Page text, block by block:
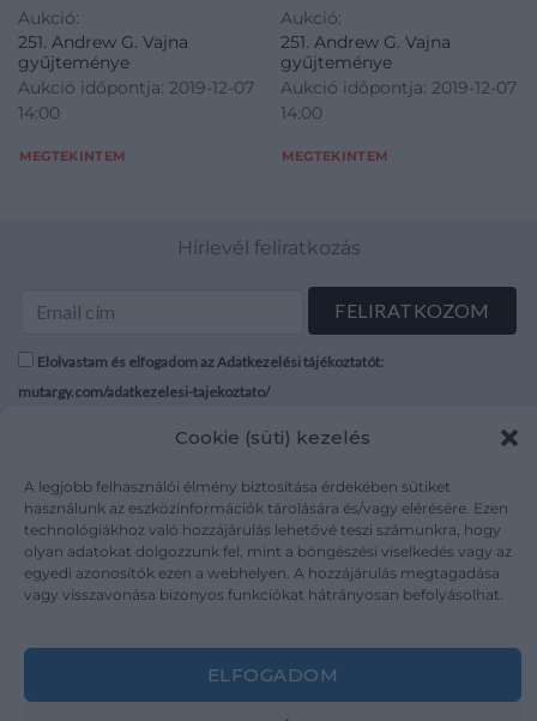
Cookie (süti) kezelés
A legjobb felhasználói élmény biztosítása érdekében sütiket
használunk az eszközinformációk tárolására és/vagy elérésére. Ezen
technológiákhoz való hozzájárulás lehetővé teszi számunkra, hogy
olyan adatokat dolgozzunk fel, mint a böngészési viselkedés vagy az
egyedi azonosítók ezen a webhelyen. A hozzájárulás megtagadása
vagy visszavonása bizonyos funkciókat hátrányosan befolyásolhat.
ELFOGADOM
Aukció:
251. Andrew G. Vajna
gyűjteménye
Aukció időpontja: 2019-12-07
14:00
MEGTEKINTEM
Aukció:
251. Andrew G. Vajna
gyűjteménye
Aukció időpontja: 2019-12-07
14:00
MEGTEKINTEM
Hírlevél feliratkozás
Elolvastam és elfogadom az Adatkezelési tájékoztatót:
mutargy.com/adatkezelesi-tajekoztato/
Médiaajánlat
Karrier
Kapcsolat
Áraink
ÁSZF
Adatvédelem
Impresszum